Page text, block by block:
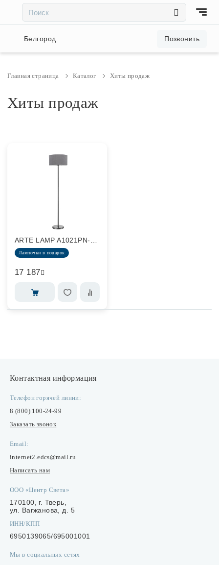
Акции и скидки
Настольные лампы
Споты
Уличное освещение
Розетки и выключатели
Фонари
Комплектующие
Акции
О нас
Белгород Позвонить
Главная страница Каталог Хиты продаж
Хиты продаж
Лампочки в подарок
17 187
Контактная информация
Телефон горячей линии:
8 (800) 100-24-99
Заказать звонок
Email:
internet2.edcs@mail.ru
Написать нам
ООО «Центр Света»
170100, г. Тверь,
ул. Вагжанова, д. 5
ИНН/КПП
6950139065/695001001
Мы в социальных сетях
××